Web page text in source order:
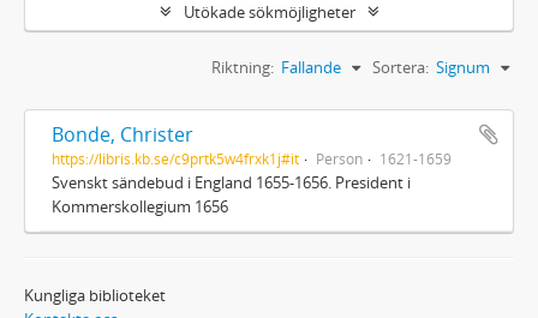
Utökade sökmöjligheter
Sortera: Signum
Riktning: Fallande
Bonde, Christer
https://libris.kb.se/c9prtk5w4frxk1j#it Person 1621-1659
Svenskt sändebud i England 1655-1656. President i
Kommerskollegium 1656
Kungliga biblioteket